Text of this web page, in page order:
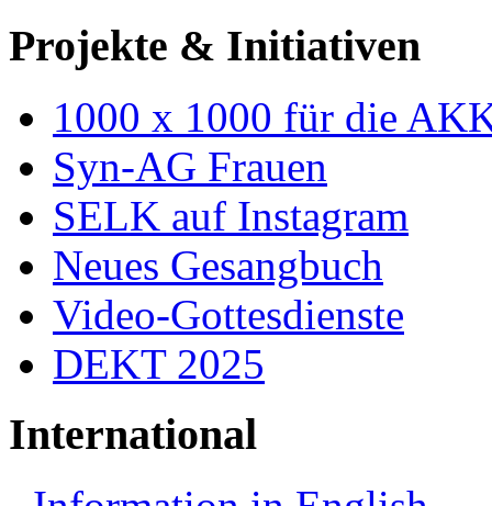
Projekte & Initiativen
1000 x 1000 für die
Syn-AG Frauen
SELK auf Instagram
Neues Gesangbuch
Video-Gottesdienste
DEKT 2025
International